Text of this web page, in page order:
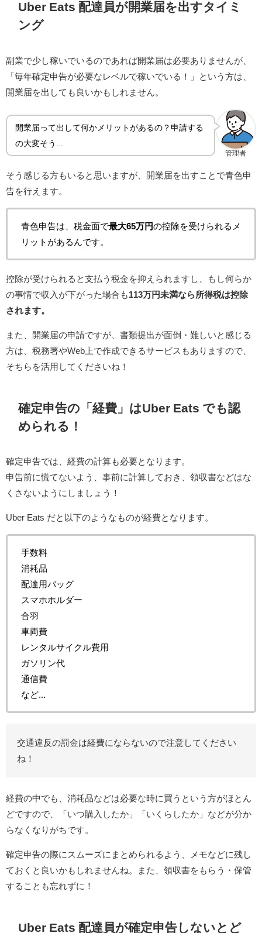
Uber Eats 配達員が開業届を出すタイミ
ング
副業で少し稼いでいるのであれば開業届は必要ありませんが、
「毎年確定申告が必要なレベルで稼いでいる！」という方は、
開業届を出しても良いかもしれません。
管理者
開業届って出して何かメリットがあるの？申請する
の大変そう...
そう感じる方もいると思いますが、開業届を出すことで青色申
告を行えます。
青色申告は、税金面で最大65万円の控除を受けられるメ
リットがあるんです。
控除が受けられると支払う税金を抑えられますし、もし何らか
の事情で収入が下がった場合も 113万円未満なら所得税は控除
されます。
また、開業届の申請ですが、書類提出が面倒・難しいと感じる
方は、税務署やWeb上で作成できるサービスもありますので、
そちらを活用してくださいね！
確定申告の「経費」はUber Eats でも認
められる！
確定申告では、経費の計算も必要となります。
申告前に慌てないよう、事前に計算しておき、領収書などはな
くさないようにしましょう！
Uber Eats だと以下のようなものが経費となります。
手数料
消耗品
配達用バッグ
スマホホルダー
合羽
車両費
レンタルサイクル費用
ガソリン代
通信費
など...
交通違反の罰金は経費にならないので注意してください
ね！
経費の中でも、消耗品などは必要な時に買うという方がほとん
どですので、「いつ購入したか」「いくらしたか」などが分か
らなくなりがちです。
確定申告の際にスムーズにまとめられるよう、メモなどに残し
ておくと良いかもしれませんね。また、領収書をもらう・保管
することも忘れずに！
Uber Eats 配達員が確定申告しないとど